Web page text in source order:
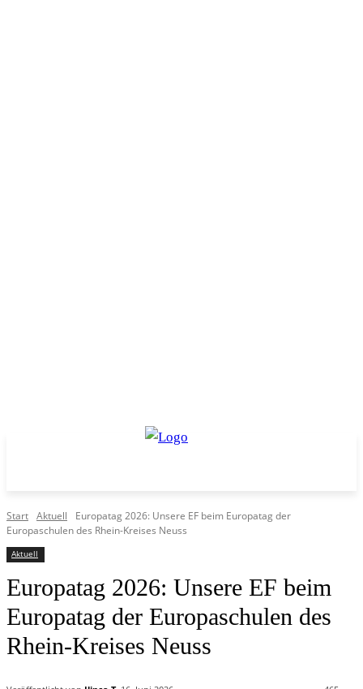
Start Aktuell
Europatag 2026: Unsere EF beim Europatag der
Europaschulen des Rhein-Kreises Neuss
Aktuell
Europatag 2026: Unsere EF beim
Europatag der Europaschulen des
Rhein-Kreises Neuss